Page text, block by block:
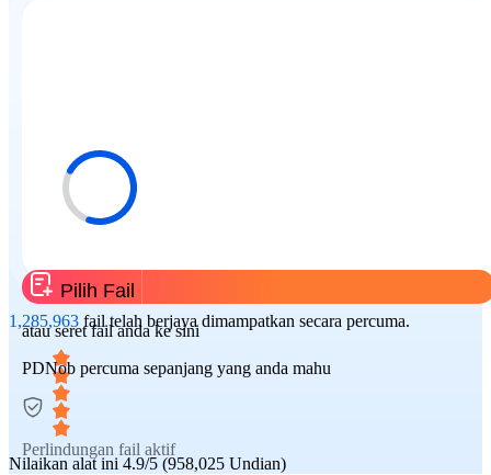
Pilih Fail
atau seret fail anda ke sini
PDNob percuma sepanjang yang anda mahu
Perlindungan fail aktif
1,285,963 fail telah berjaya dimampatkan secara percuma.
Nilaikan alat ini 4.9/5 (958,025 Undian)